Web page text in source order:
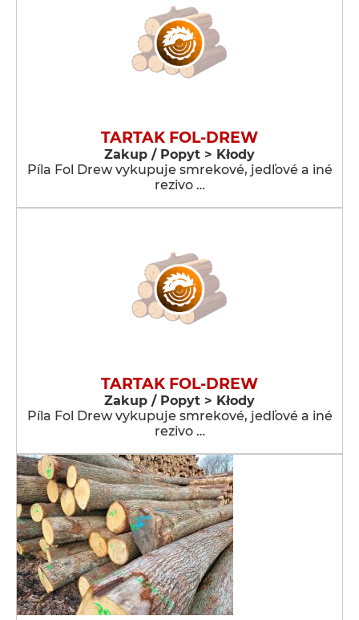
TARTAK FOL-DREW
Zakup / Popyt > Kłody
Píla Fol Drew vykupuje smrekové, jedľové a iné
rezivo …
TARTAK FOL-DREW
Zakup / Popyt > Kłody
Píla Fol Drew vykupuje smrekové, jedľové a iné
rezivo …